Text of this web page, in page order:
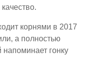
корнями в 2017
а полностью
гонку